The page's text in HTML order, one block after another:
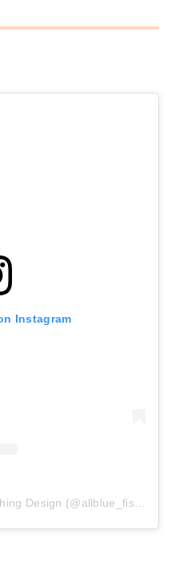
Instagram
A post shared by ALLBLUE Fishing Design (@allblue_fishing_design)